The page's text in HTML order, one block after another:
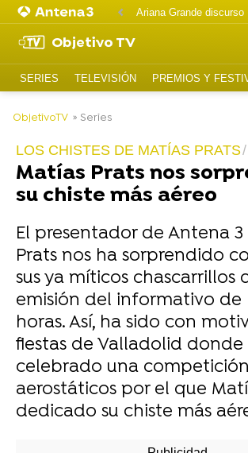
Ariana Grande discurso
Objetivo TV
SERIES TELEVISIÓN PREMIOS Y
ObjetivoTV » Series
LOS CHISTES DE MATÍAS PRATS
Matías Prats nos
su chiste más aéreo
El presentador de Antena 3
Prats nos ha sorprendido
sus ya míticos chascarrillos
emisión del informativo de
horas. Así, ha sido con
fiestas de Valladolid donde
celebrado una
aerostáticos por el que
dedicado su chiste más